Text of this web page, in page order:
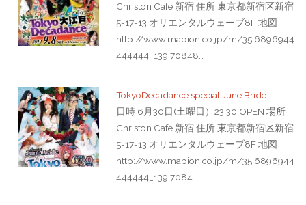
Christon Cafe 新宿 住所 東京都新宿区新宿
5-17-13 オリエンタルウェーブ8F 地図
http://www.mapion.co.jp/m/35.6896944
444444_139.70848…
TokyoDecadance special June Bride
日時 6月30日(土曜日）23:30 OPEN 場所
Christon Cafe 新宿 住所 東京都新宿区新宿
5-17-13 オリエンタルウェーブ8F 地図
http://www.mapion.co.jp/m/35.6896944
444444_139.7084…